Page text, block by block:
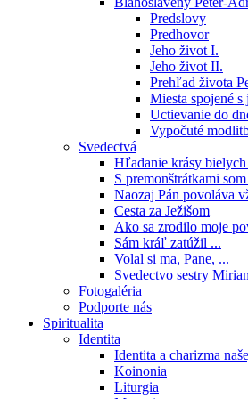
Predslovy
Predhovor
Jeho život I.
Jeho život II.
Prehľad života
Miesta spojené
Uctievanie do
Vypočuté
Svedectvá
Hľadanie krásy bielych
S premonštrátkami
Naozaj Pán povoláva
Cesta za Ježišom
Ako sa zrodilo moje
Sám kráľ zatúžil ...
Volal si ma, Pane, ...
Svedectvo sestry
Fotogaléria
Podporte nás
Spiritualita
Identita
Identita a charizma
Koinonia
Liturgia